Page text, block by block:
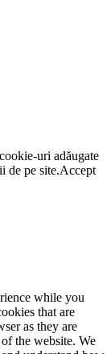
uri adăugate
de pe site.Accept
while you
that are
as they are
the website. We